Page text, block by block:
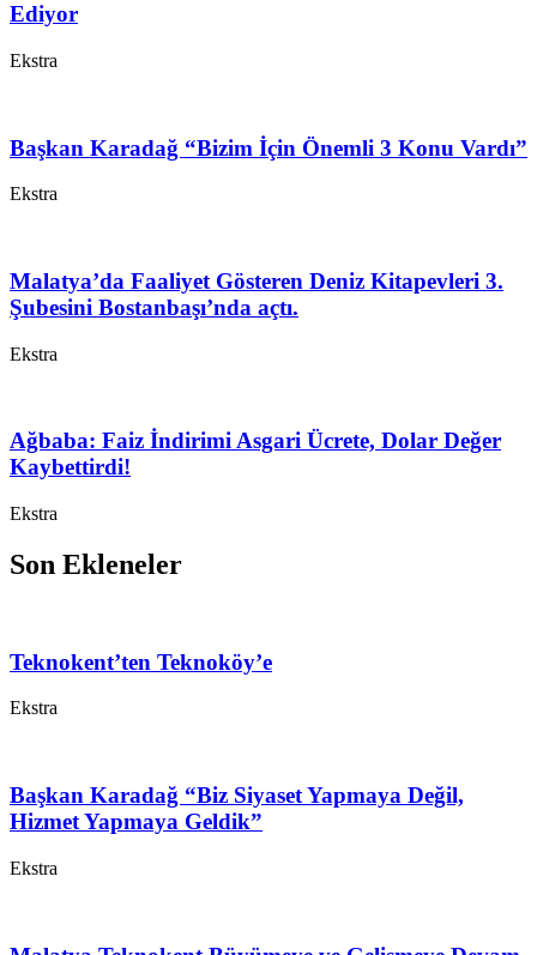
Ediyor
Ekstra
Başkan Karadağ “Bizim İçin Önemli 3 Konu Vardı”
Ekstra
Malatya’da Faaliyet Gösteren Deniz Kitapevleri 3.
Şubesini Bostanbaşı’nda açtı.
Ekstra
Ağbaba: Faiz İndirimi Asgari Ücrete, Dolar Değer
Kaybettirdi!
Ekstra
Son Ekleneler
Teknokent’ten Teknoköy’e
Ekstra
Başkan Karadağ “Biz Siyaset Yapmaya Değil,
Hizmet Yapmaya Geldik”
Ekstra